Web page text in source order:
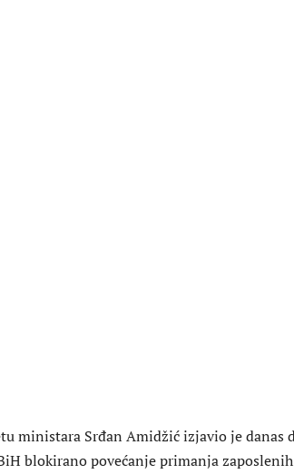
ministara Srđan Amidžić izjavio je danas
blokirano povećanje primanja